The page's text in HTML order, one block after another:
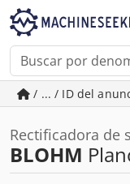
/ ... / ID del
Rectificadora de
BLOHM